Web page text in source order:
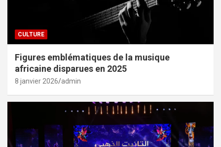
CULTURE
Figures emblématiques de la musique
africaine disparues en 2025
8 janvier 2026 admin